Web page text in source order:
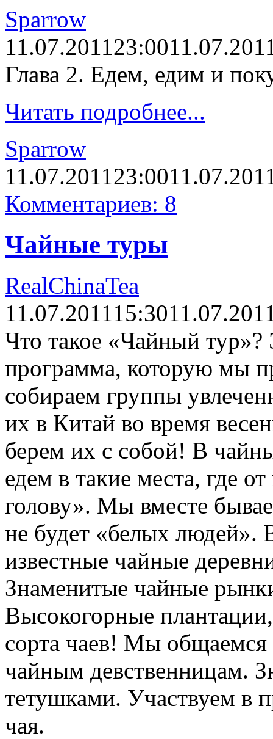
Sparrow
11.07.201123:00
Глава 2. Едем, едим и
Читать подробнее...
Sparrow
11.07.201123:00
Комментариев: 8
Чайные туры
RealChinaTea
11.07.201115:30
Что такое «Чайный
программа, которую мы
собираем группы
их в Китай во время
берем их с собой! В
едем в такие места, где
голову». Мы вместе
не будет «белых людей».
известные чайные
Знаменитые чайные
Высокогорные
сорта чаев! Мы
чайным девственницам.
тетушками. Участвуем в
чая.